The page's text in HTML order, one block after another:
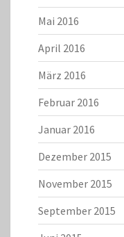
Mai 2016
April 2016
März 2016
Februar 2016
Januar 2016
Dezember 2015
November 2015
September 2015